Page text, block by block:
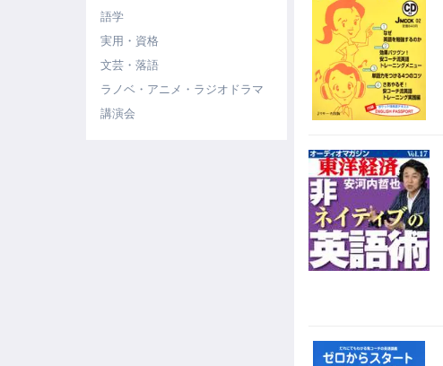
語学
実用・資格
文芸・落語
ラノベ・アニメ・ラジオドラマ
講演会